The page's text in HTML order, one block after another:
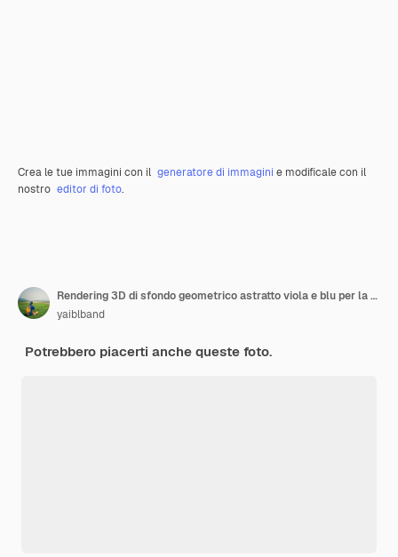
Crea le tue immagini con il generatore di immagini e modificale con il
nostro editor di foto.
Rendering 3D di sfondo geometrico astratto viola e blu per la pubblicità del prodotto
yaiblband
Potrebbero piacerti anche queste foto.